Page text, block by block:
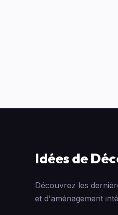
Idées de
Découvrez les
et d'aménagement